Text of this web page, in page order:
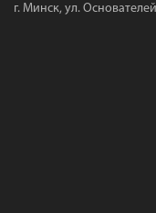
г. Минск, ул.